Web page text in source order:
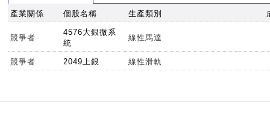
產業關係 個股名稱 生產類別
競爭者
4576大銀微系
統
線性馬達
競爭者 2049上銀 線性滑軌